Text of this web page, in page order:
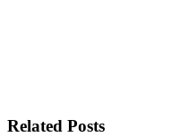
Related Posts